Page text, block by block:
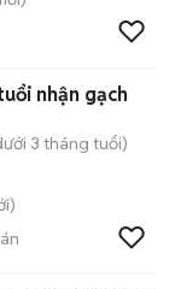
nhận gạch
3 tháng tuổi)